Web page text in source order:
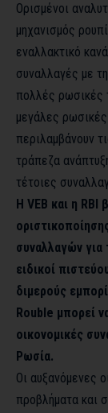
Ορισμένοι
μηχανισμός
εναλλακτικό
συναλλαγές με
πολλές ρωσικές
μεγάλες
περιλαμβάνουν
τράπεζα
τέτοιες
Η VEB και η RBI
συναλλαγών για
ειδικοί
διμερούς
Rouble μπορεί
οικονομικές
Ρωσία.
Οι αυξανόμενες
προβλήματα και